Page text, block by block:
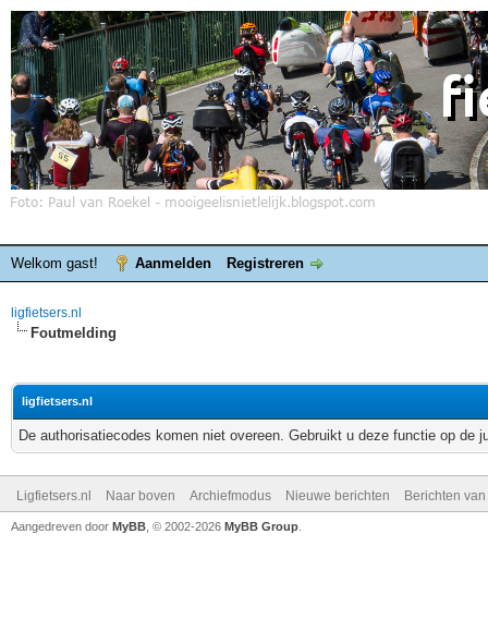
Welkom gast! Aanmelden Registreren
ligfietsers.nl
Foutmelding
ligfietsers.nl
De authorisatiecodes komen niet overeen. Gebruikt u deze functie op de
Ligfietsers.nl Naar boven Archiefmodus Nieuwe berichten Berichten
Aangedreven door MyBB , © 2002-2026 MyBB Group